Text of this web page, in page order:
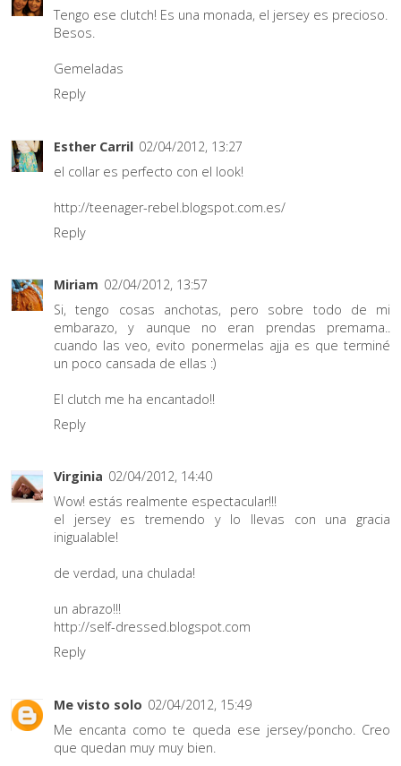
Tengo ese clutch! Es una monada, el jersey es precioso.
Besos.
Gemeladas
Reply
Esther Carril 02/04/2012, 13:27
el collar es perfecto con el look!
http://teenager-rebel.blogspot.com.es/
Reply
Miriam 02/04/2012, 13:57
Si, tengo cosas anchotas, pero sobre todo de mi
embarazo, y aunque no eran prendas premama..
cuando las veo, evito ponermelas ajja es que terminé
un poco cansada de ellas :)
El clutch me ha encantado!!
Reply
Virginia 02/04/2012, 14:40
Wow! estás realmente espectacular!!!
el jersey es tremendo y lo llevas con una gracia
inigualable!
de verdad, una chulada!
un abrazo!!!
http://self-dressed.blogspot.com
Reply
Me visto solo 02/04/2012, 15:49
Me encanta como te queda ese jersey/poncho. Creo
que quedan muy muy bien.